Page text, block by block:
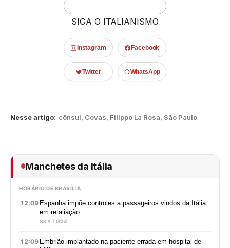
SIGA O ITALIANISMO
Instagram Facebook
Twitter WhatsApp
Nesse artigo: cônsul Covas Filippo La Rosa São Paulo
Manchetes da Itália
HORÁRIO DE BRASÍLIA
12:09 Espanha impõe controles a passageiros vindos da Itália
em retaliação
SKY TG24
12:09 Embrião implantado na paciente errada em hospital de